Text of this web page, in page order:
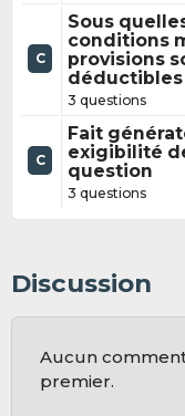
C
Sous
conditions
provisions
déductibles
3 questions
C
Fait
exigibilité
question
3 questions
Discussion
Aucun
premier.